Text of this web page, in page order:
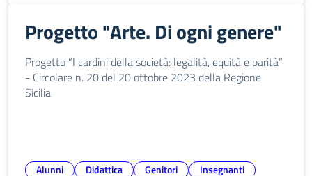
Progetto "Arte. Di ogni genere"
Progetto “I cardini della società: legalità, equità e parità”
- Circolare n. 20 del 20 ottobre 2023 della Regione
Sicilia
Alunni Didattica Genitori
Insegnanti